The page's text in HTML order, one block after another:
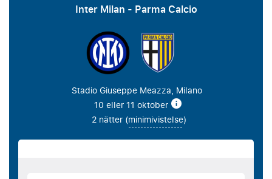
Inter Milan - Parma Calcio
Stadio Giuseppe Meazza, Milano
10 eller 11 oktober
2 nätter (minimivistelse)